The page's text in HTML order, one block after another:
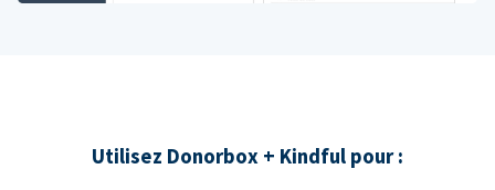
Utilisez Donorbox + Kindful pour :